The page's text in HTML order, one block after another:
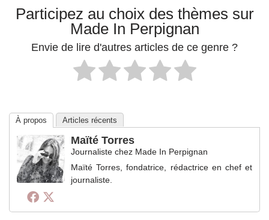
Participez au choix des thèmes sur
Made In Perpignan
Envie de lire d'autres articles de ce genre ?
À propos Articles récents
Maïté Torres
Journaliste chez Made In Perpignan
Maïté Torres, fondatrice, rédactrice en chef et
journaliste.